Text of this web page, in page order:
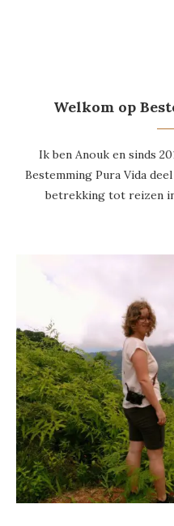
Welkom op
Ik ben Anouk en sinds
Bestemming Pura Vida
betrekking tot reizen in